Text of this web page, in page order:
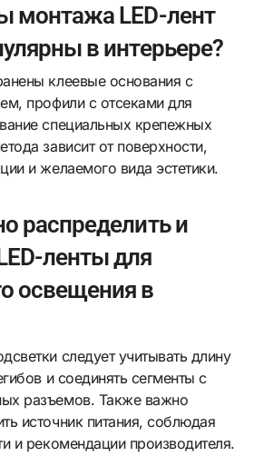
монтажа LED-лент
в интерьере?
клеевые основания с
профили с отсеками для
специальных крепежных
зависит от поверхности,
и желаемого вида эстетики.
распределить и
ленты для
освещения в
следует учитывать длину
и соединять сегменты с
разъемов. Также важно
источник питания, соблюдая
и рекомендации производителя.